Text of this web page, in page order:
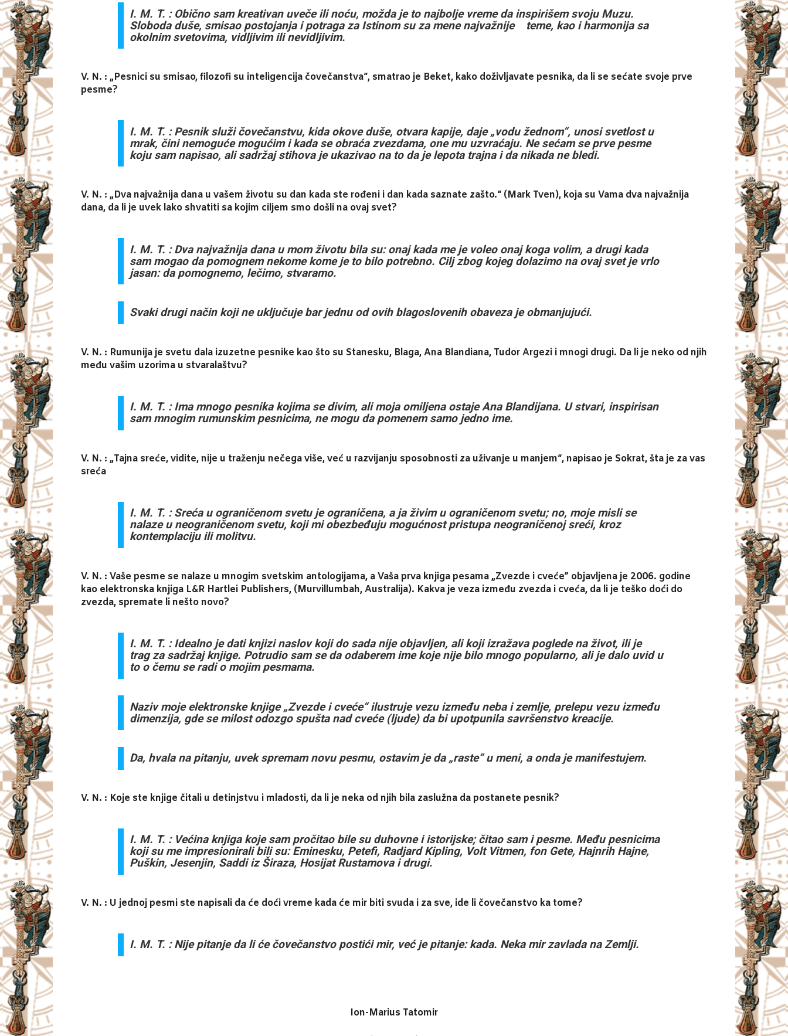
I. M. T. : Obično sam kreativan uveče ili noću, možda je to najbolje vreme da inspirišem svoju Muzu.
Sloboda duše, smisao postojanja i potraga za Istinom su za mene najvažnije teme, kao i harmonija sa
okolnim svetovima, vidljivim ili nevidljivim.
V. N. : „Pesnici su smisao, filozofi su inteligencija čovečanstva“, smatrao je Beket, kako doživljavate pesnika, da li se sećate svoje prve
pesme?
I. M. T. : Pesnik služi čovečanstvu, kida okove duše, otvara kapije, daje „vodu žednom“, unosi svetlost u
mrak, čini nemoguće mogućim i kada se obraća zvezdama, one mu uzvraćaju. Ne sećam se prve pesme
koju sam napisao, ali sadržaj stihova je ukazivao na to da je lepota trajna i da nikada ne bledi.
V. N. : „Dva najvažnija dana u vašem životu su dan kada ste rođeni i dan kada saznate zašto.“ (Mark Tven), koja su Vama dva najvažnija
dana, da li je uvek lako shvatiti sa kojim ciljem smo došli na ovaj svet?
I. M. T. : Dva najvažnija dana u mom životu bila su: onaj kada me je voleo onaj koga volim, a drugi kada
sam mogao da pomognem nekome kome je to bilo potrebno. Cilj zbog kojeg dolazimo na ovaj svet je vrlo
jasan: da pomognemo, lečimo, stvaramo.
Svaki drugi način koji ne uključuje bar jednu od ovih blagoslovenih obaveza je obmanjujući.
V. N. : Rumunija je svetu dala izuzetne pesnike kao što su Stanesku, Blaga, Ana Blandiana, Tudor Argezi i mnogi drugi. Da li je neko od njih
među vašim uzorima u stvaralaštvu?
I. M. T. : Ima mnogo pesnika kojima se divim, ali moja omiljena ostaje Ana Blandijana. U stvari, inspirisan
sam mnogim rumunskim pesnicima, ne mogu da pomenem samo jedno ime.
V. N. : „Tajna sreće, vidite, nije u traženju nečega više, već u razvijanju sposobnosti za uživanje u manjem“, napisao je Sokrat, šta je za vas
sreća
I. M. T. : Sreća u ograničenom svetu je ograničena, a ja živim u ograničenom svetu; no, moje misli se
nalaze u neograničenom svetu, koji mi obezbeđuju mogućnost pristupa neograničenoj sreći, kroz
kontemplaciju ili molitvu.
V. N. : Vaše pesme se nalaze u mnogim svetskim antologijama, a Vaša prva knjiga pesama „Zvezde i cveće” objavljena je 2006. godine
kao elektronska knjiga L&R Hartlei Publishers, (Murvillumbah, Australija). Kakva je veza između zvezda i cveća, da li je teško doći do
zvezda, spremate li nešto novo?
I. M. T. : Idealno je dati knjizi naslov koji do sada nije objavljen, ali koji izražava poglede na život, ili je
trag za sadržaj knjige. Potrudio sam se da odaberem ime koje nije bilo mnogo popularno, ali je dalo uvid u
to o čemu se radi o mojim pesmama.
Naziv moje elektronske knjige „Zvezde i cveće“ ilustruje vezu između neba i zemlje, prelepu vezu između
dimenzija, gde se milost odozgo spušta nad cveće (ljude) da bi upotpunila savršenstvo kreacije.
Da, hvala na pitanju, uvek spremam novu pesmu, ostavim je da „raste“ u meni, a onda je manifestujem.
V. N. : Koje ste knjige čitali u detinjstvu i mladosti, da li je neka od njih bila zaslužna da postanete pesnik?
I. M. T. : Većina knjiga koje sam pročitao bile su duhovne i istorijske; čitao sam i pesme. Među pesnicima
koji su me impresionirali bili su: Eminesku, Petefi, Radjard Kipling, Volt Vitmen, fon Gete, Hajnrih Hajne,
Puškin, Jesenjin, Saddi iz Širaza, Hosijat Rustamova i drugi.
V. N. : U jednoj pesmi ste napisali da će doći vreme kada će mir biti svuda i za sve, ide li čovečanstvo ka tome?
I. M. T. : Nije pitanje da li će čovečanstvo postići mir, već je pitanje: kada. Neka mir zavlada na Zemlji.
Ion-Marius Tatomir